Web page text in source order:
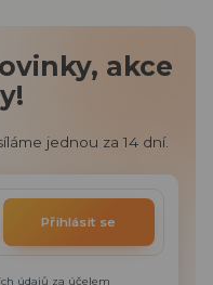
akce
jednou za 14 dní.
Přihlásit se
údajů za účelem